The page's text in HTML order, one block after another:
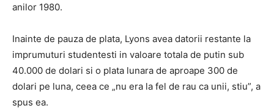
anilor 1980.
Inainte de pauza de plata, Lyons avea datorii restante la
imprumuturi studentesti in valoare totala de putin sub
40.000 de dolari si o plata lunara de aproape 300 de
dolari pe luna, ceea ce „nu era la fel de rau ca unii, stiu”, a
spus ea.